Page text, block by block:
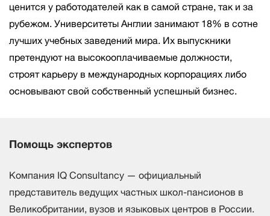
ценится у работодателей как в самой стране, так и за
рубежом. Университеты Англии занимают 18% в сотне
лучших учебных заведений мира. Их выпускники
претендуют на высокооплачиваемые должности,
строят карьеру в международных корпорациях либо
основывают свой собственный успешный бизнес.
Помощь экспертов
Компания IQ Consultancy — официальный
представитель ведущих частных школ-пансионов в
Великобритании, вузов и языковых центров в России.